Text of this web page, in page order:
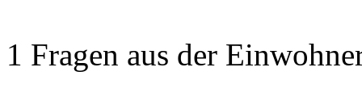
1 Fragen aus der